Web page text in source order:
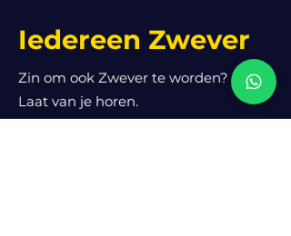
Iedereen Zwever
Zin om ook Zwever te worden?
Laat van je horen.
We zijn heel benieuwd naar je